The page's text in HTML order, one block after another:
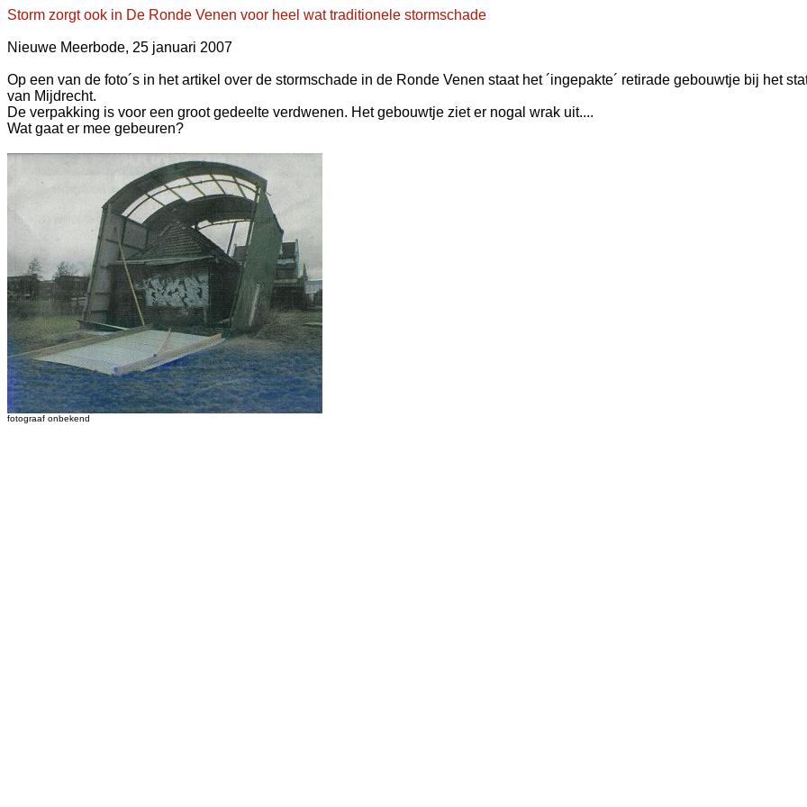
Storm zorgt ook in De Ronde Venen voor heel wat traditionele stormschade
Nieuwe Meerbode, 25 januari 2007
Op een van de foto´s in het artikel over de stormschade in de Ronde Venen staat het ´ingepakte´ retirade gebouwtje bij het
van Mijdrecht.
De verpakking is voor een groot gedeelte verdwenen. Het gebouwtje ziet er nogal wrak uit....
Wat gaat er mee gebeuren?
fotograaf onbekend